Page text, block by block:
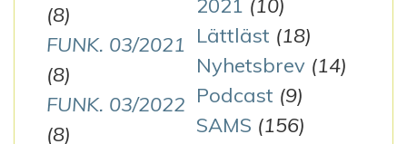
(8)
FUNK. 03/2021
(8)
FUNK. 03/2022
(8)
2021 (10)
Lättläst (18)
Nyhetsbrev (14)
Podcast (9)
SAMS (156)